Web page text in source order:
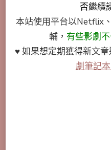
否繼續
本站使用平台以Netflix
輔， 有些影劇
♥ 如果想定期獲得新文
劇筆記